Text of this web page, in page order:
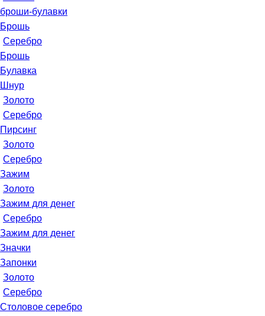
броши-булавки
Брошь
Серебро
Брошь
Булавка
Шнур
Золото
Серебро
Пирсинг
Золото
Серебро
Зажим
Золото
Зажим для денег
Серебро
Зажим для денег
Значки
Запонки
Золото
Серебро
Столовое серебро